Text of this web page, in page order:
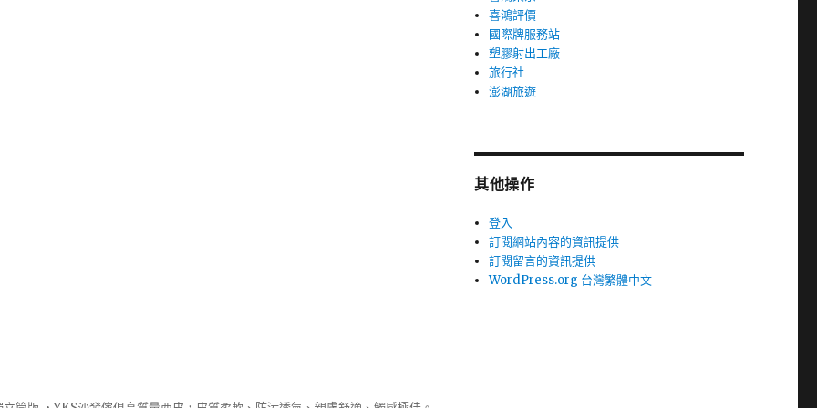
喜鴻評價
國際牌服務站
塑膠射出工廠
旅行社
澎湖旅遊
其他操作
登入
訂閱網站內容的資訊提供
訂閱留言的資訊提供
WordPress.org 台灣繁體中文